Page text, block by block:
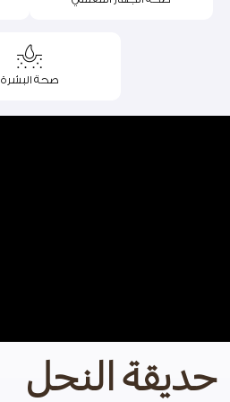
صحة البشرة
حديقة النحل